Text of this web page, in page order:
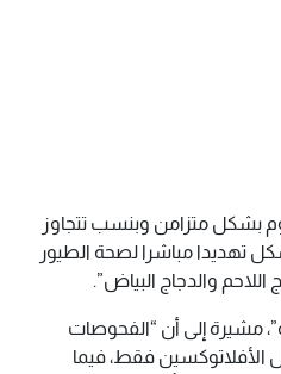
بشكل متزامن وبنسب تتجاوز
تهديدا مباشرا لصحة الطيور
اللاحم والدجاج البياض”.
مشيرة إلى أن “الفحوصات
الأفلاتوكسين فقط، فيما